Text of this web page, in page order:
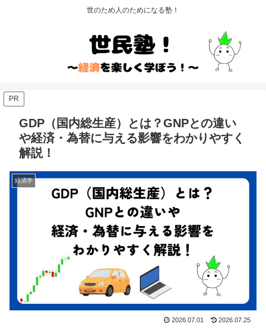
世のため人のためになる塾！
PR
GDP（国内総生産）とは？GNPとの違い
や経済・為替に与える影響をわかりやすく
解説！
経済学
2026.07.01 2026.07.25